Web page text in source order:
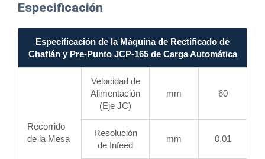
Especificación
Especificación de la Máquina de Rectificado de
Chaflán y Pre-Punto JCP-165 de Carga Automática
Recorrido
de la Mesa
Velocidad de
Alimentación
(Eje JC)
mm 60
Resolución
de Infeed
mm 0.01